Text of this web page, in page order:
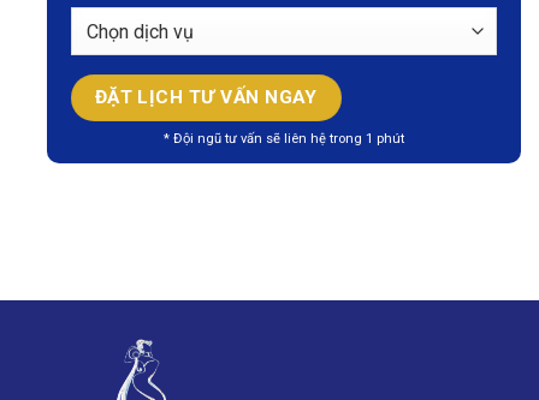
* Đội ngũ tư vấn sẽ liên hệ trong 1 phút